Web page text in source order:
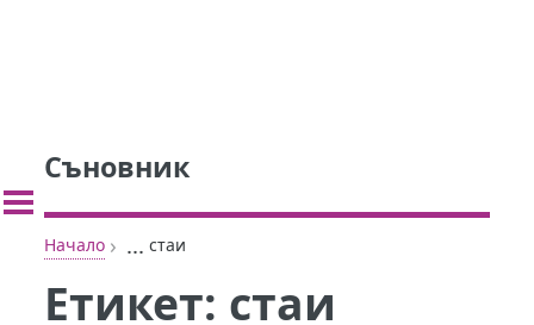
Съновник
Начало › ... стаи
Етикет: стаи